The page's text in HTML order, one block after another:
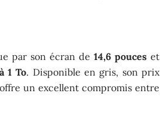
par son écran de 14,6 pouceset
1 To. Disponible en gris, son prix
un excellent compromis entre